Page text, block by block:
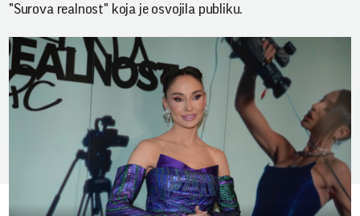
"Surova realnost" koja je osvojila publiku.